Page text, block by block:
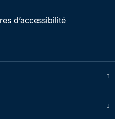
d’accessibilité